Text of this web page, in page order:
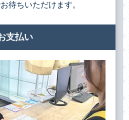
待ちいただけます。
支払い